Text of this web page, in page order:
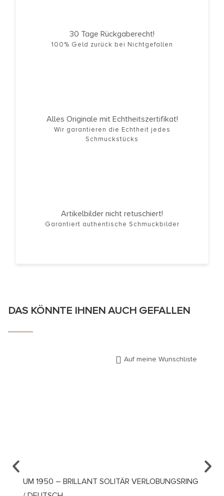
30 Tage Rückgaberecht!
100% Geld zurück bei Nichtgefallen
Alles Originale mit Echtheitszertifikat!
Wir garantieren die Echtheit jedes
Schmuckstücks
Artikelbilder nicht retuschiert!
Garantiert authentische Schmuckbilder
DAS KÖNNTE IHNEN AUCH GEFALLEN
Auf meine Wunschliste
UM 1950 – BRILLANT SOLITÄR VERLOBUNGSRING